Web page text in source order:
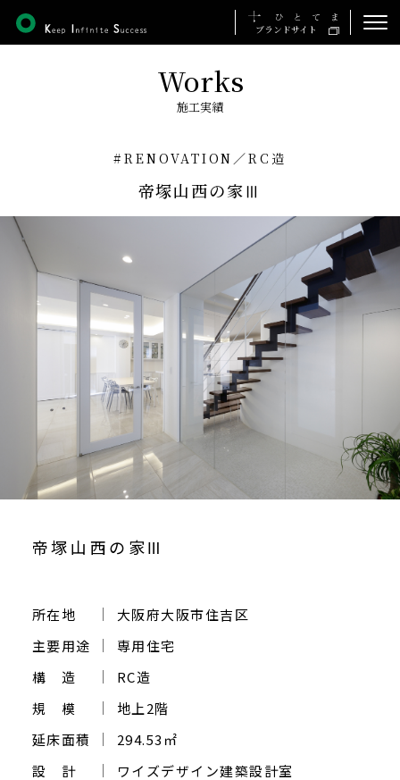
ブランドサイト
事業について
会社について
採用について
お知らせ
ご相談・お問い合わせ
Works
施工実績
#RENOVATION ／RC造
帝塚山西の家Ⅲ
帝塚山西の家Ⅲ
所在地
大阪府大阪市住吉区
主要用途
専用住宅
構 造
RC造
規 模
地上2階
延床面積
294.53㎡
設 計
ワイズデザイン建築設計室